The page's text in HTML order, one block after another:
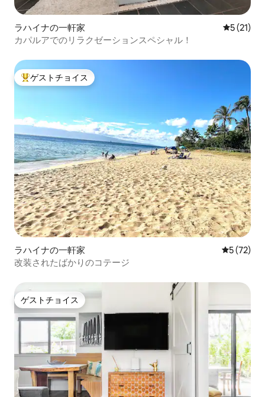
ラハイナの一軒家 レビュー
5 (21)
カパルアでのリラクゼーションスペシャル！
大好評のゲストチョイスです。
ゲストチョイス
ラハイナの一軒家 レビュー
5 (72)
改装されたばかりのコテージ
ゲストチョイス
ゲストチョイス